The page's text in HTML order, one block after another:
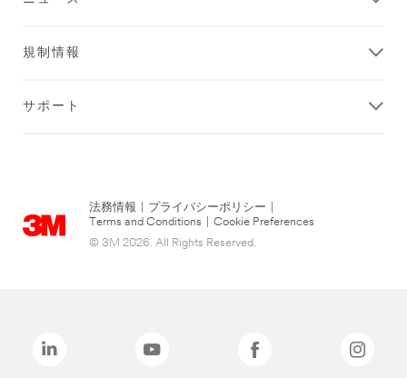
規制情報
サポート
法務情報 プライバシーポリシー
Terms and Conditions
Cookie Preferences
© 3M 2026. All Rights Reserved.